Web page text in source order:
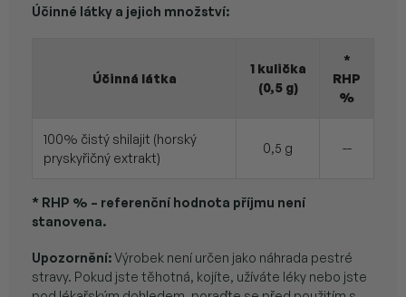
Účinné látky a jejich množství:
Účinná látka
1 kulička
(0,5 g)
*
RHP
%
100% čistý shilajit (horský
pryskyřičný extrakt)
0,5 g --
* RHP % – referenční hodnota příjmu není
stanovena.
Upozornění:Výrobek není určen jako náhrada pestré
stravy. Pokud jste těhotná, kojíte, užíváte léky nebo jste